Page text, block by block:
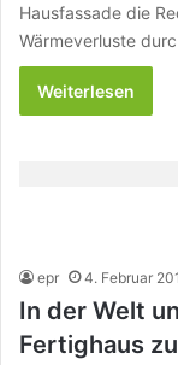
Hausfassade die
Wärmeverluste
Weiterlesen
epr 4. Februar
In der Welt
Fertighaus